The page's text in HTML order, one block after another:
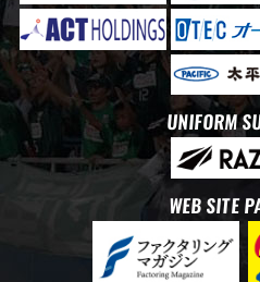
UNIFORM
WEB SITE